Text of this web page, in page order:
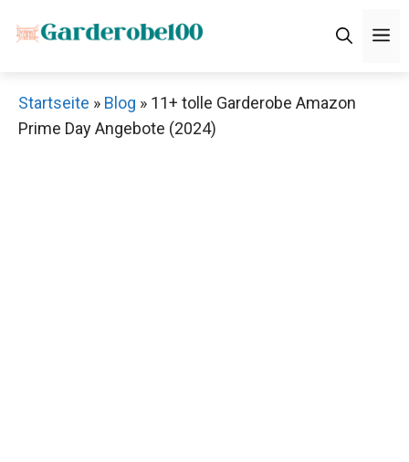
Inhalt
Startseite » Blog » 11+ tolle Garderobe Amazon
Prime Day Angebote (2024)